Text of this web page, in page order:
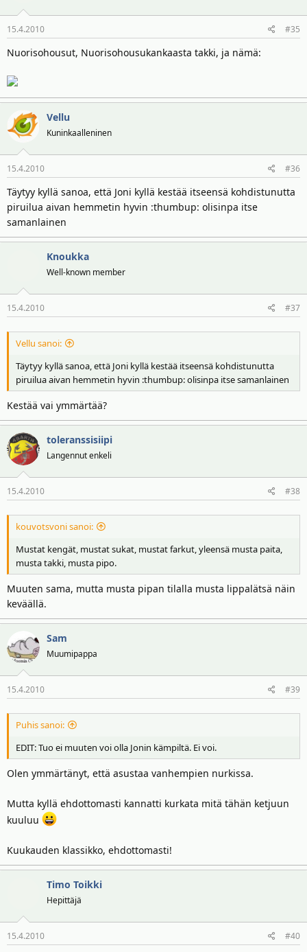
15.4.2010 #35
Nuorisohousut, Nuorisohousukankaasta takki, ja nämä:
Vellu
Kuninkaalleninen
15.4.2010 #36
Täytyy kyllä sanoa, että Joni kyllä kestää itseensä kohdistunutta
piruilua aivan hemmetin hyvin :thumbup: olisinpa itse
samanlainen
Knoukka
Well-known member
15.4.2010 #37
Vellu sanoi:
Täytyy kyllä sanoa, että Joni kyllä kestää itseensä kohdistunutta
piruilua aivan hemmetin hyvin :thumbup: olisinpa itse samanlainen
Kestää vai ymmärtää?
toleranssisiipi
Langennut enkeli
15.4.2010 #38
kouvotsvoni sanoi:
Mustat kengät, mustat sukat, mustat farkut, yleensä musta paita,
musta takki, musta pipo.
Muuten sama, mutta musta pipan tilalla musta lippalätsä näin
keväällä.
Sam
Muumipappa
15.4.2010 #39
Puhis sanoi:
EDIT: Tuo ei muuten voi olla Jonin kämpiltä. Ei voi.
Olen ymmärtänyt, että asustaa vanhempien nurkissa.
Mutta kyllä ehdottomasti kannatti kurkata mitä tähän ketjuun
kuuluu
Kuukauden klassikko, ehdottomasti!
Timo Toikki
Hepittäjä
15.4.2010 #40